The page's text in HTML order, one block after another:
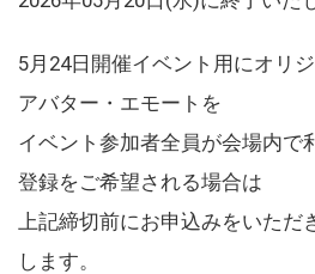
5月24日開催イベント用にオリ
アバター・エモートを
イベント参加者全員が会場内で
登録をご希望される場合は
上記締切前にお申込みをいただ
します。